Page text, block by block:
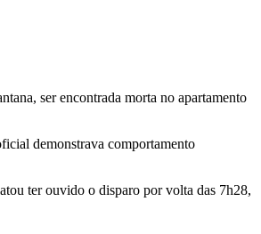
ser encontrada morta no apartamento
demonstrava comportamento
ter ouvido o disparo por volta das 7h28,